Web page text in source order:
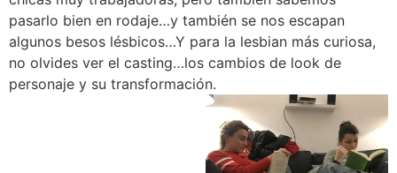
pasarlo bien en rodaje…y también se nos escapan
algunos besos lésbicos…Y para la lesbian más curiosa,
no olvides ver el casting…los cambios de look de
personaje y su transformación.